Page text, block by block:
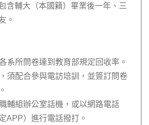
大（本國籍）畢業後一年、三
。
系所問卷達到教育部規定回收率。
須配合參與電訪培訓，並簽訂問卷
輔組辦公室話機，或以網路電話
APP）進行電話撥打。